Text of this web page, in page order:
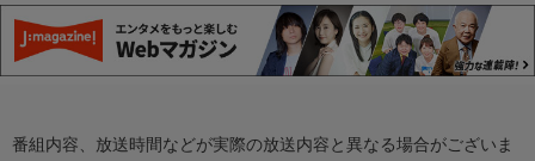
番組内容、放送時間などが実際の放送内容と異なる場合がございま